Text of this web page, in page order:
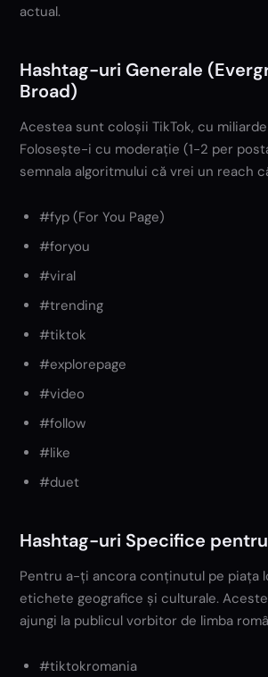
actual.
Hashtag-uri Generale
Broad)
Acestea sunt coloșii TikTok, cu
Folosește-i cu moderație (1-2 per
semnala algoritmului că vrei un reach
#fyp (For You Page)
#foryou
#viral
#trending
#tiktok
#explorepage
#video
#follow
#like
#duet
Hashtag-uri Specifice
Pentru a-ți ancora conținutul pe piața
etichete geografice și culturale.
ajungi la publicul vorbitor de limba
#tiktokromania